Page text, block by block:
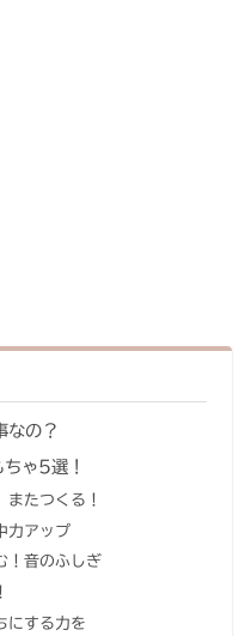
なの？
ゃ5選！
たつくる！
力アップ
！音のふしぎ
にする力を